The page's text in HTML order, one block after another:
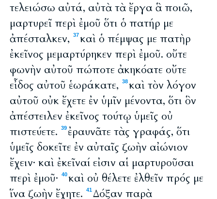
τελειώσω αὐτά, αὐτὰ τὰ ἔργα ἃ ποιῶ,
μαρτυρεῖ περὶ ἐμοῦ ὅτι ὁ πατήρ με
ἀπέσταλκεν,
37καὶ ὁ πέμψας με πατὴρ
ἐκεῖνος μεμαρτύρηκεν περὶ ἐμοῦ. οὔτε
φωνὴν αὐτοῦ πώποτε ἀκηκόατε οὔτε
εἶδος αὐτοῦ ἑωράκατε,
38καὶ τὸν λόγον
αὐτοῦ οὐκ ἔχετε ἐν ὑμῖν μένοντα, ὅτι ὃν
ἀπέστειλεν ἐκεῖνος τούτῳ ὑμεῖς οὐ
πιστεύετε.
39 ἐραυνᾶτε τὰς γραφάς, ὅτι
ὑμεῖς δοκεῖτε ἐν αὐταῖς ζωὴν αἰώνιον
ἔχειν· καὶ ἐκεῖναί εἰσιν αἱ μαρτυροῦσαι
περὶ ἐμοῦ·
40καὶ οὐ θέλετε ἐλθεῖν πρός με
ἵνα ζωὴν ἔχητε.
41Δόξαν παρὰ